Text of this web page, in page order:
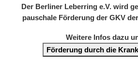
Der Berliner Leberring e.V. wird
pauschale Förderung der GKV
Weitere Infos dazu
Förderung durch die